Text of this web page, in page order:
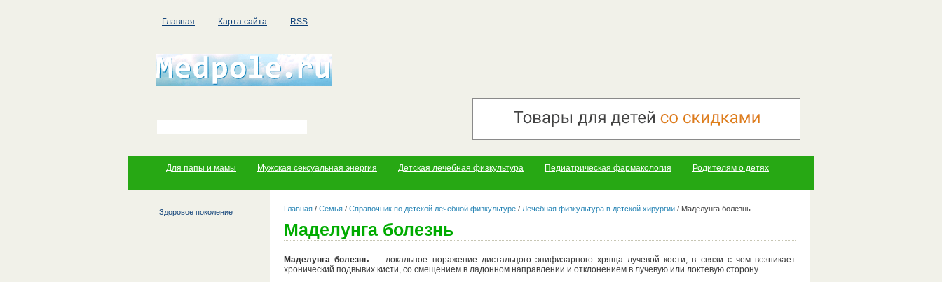
Главная Карта сайта RSS
Для папы и мамы Мужская сексуальная энергия Детская лечебная физкультура Педиатрическая фармакология Родителям о детях
Здоровое поколение Главная / Семья / Справочник по детской лечебной физкультуре / Лечебная физкультура в детской хирургии / Маделунга болезнь
Маделунга болезнь
Маделунга болезнь — локальное поражение дистальцого эпифизарного хряща лучевой кости, в связи с чем возникает
хронический подвывих кисти, со смещением в ладонном направлении и отклонением в лучевую или локтевую сторону.